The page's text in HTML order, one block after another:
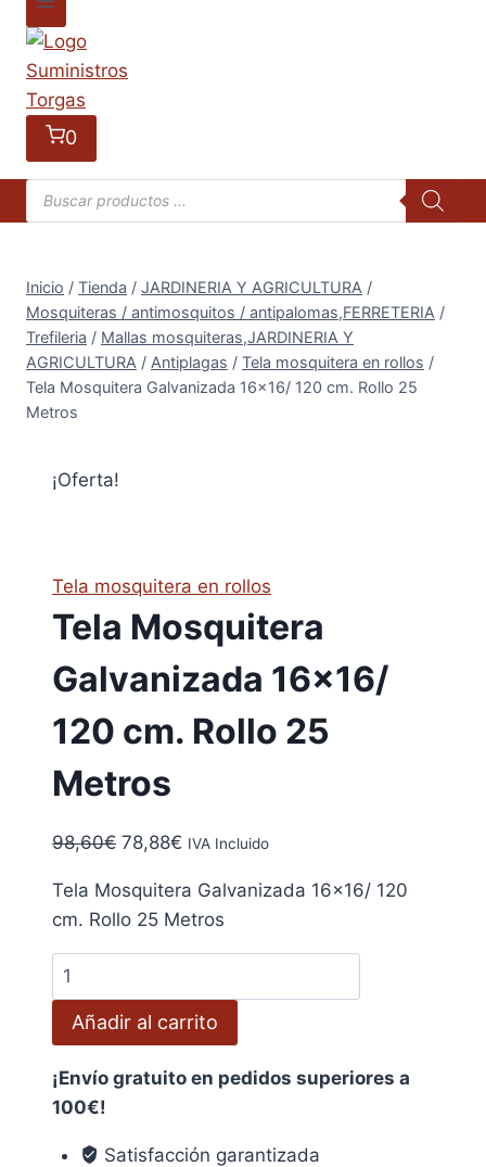
0
Búsqueda
de
productos
Inicio / Tienda / JARDINERIA Y AGRICULTURA /
Mosquiteras / antimosquitos / antipalomas,FERRETERIA /
Trefileria / Mallas mosquiteras,JARDINERIA Y
AGRICULTURA / Antiplagas / Tela mosquitera en rollos /
Tela Mosquitera Galvanizada 16×16/ 120 cm. Rollo 25
Metros
¡Oferta!
Tela mosquitera en rollos
Tela Mosquitera
Galvanizada 16×16/
120 cm. Rollo 25
Metros
98,60€ El
original
era:
98,60€.
78,88€ El
actual
es:
78,88€.
IVA Incluido
Tela Mosquitera Galvanizada 16×16/ 120
cm. Rollo 25 Metros
Tela
Mosquitera
Galvanizada
120
cm.
Rollo
Añadir al carrito
¡Envío gratuito en pedidos superiores a
100€!
Satisfacción garantizada